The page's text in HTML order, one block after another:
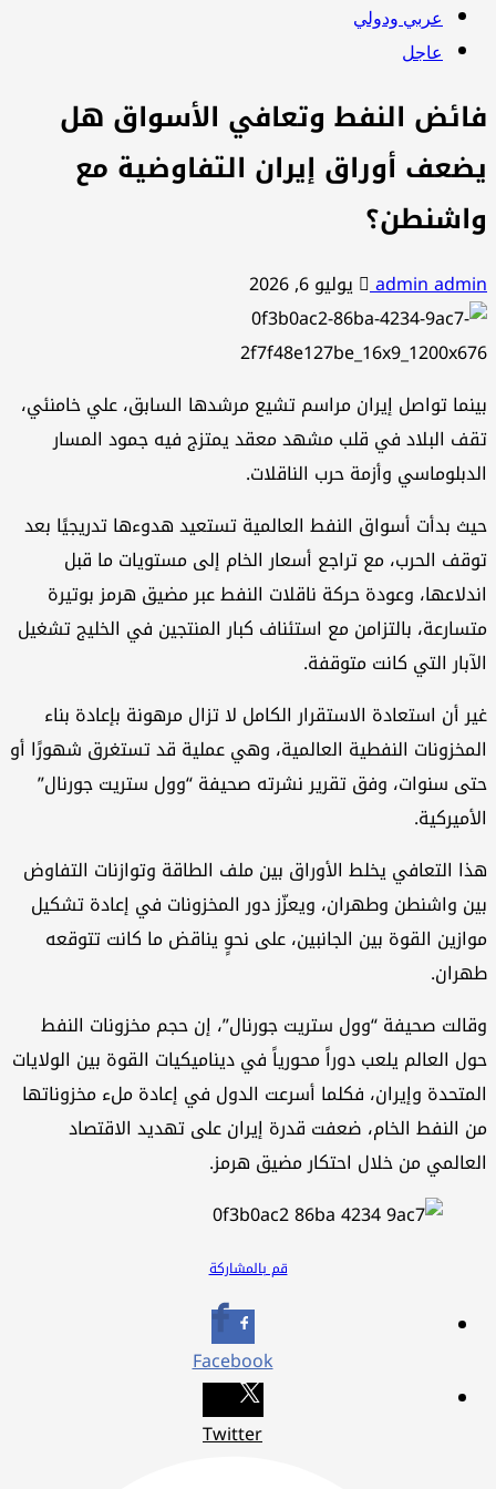
عربي ودولي
عاجل
النفط وتعافي الأسواق هل
أوراق إيران التفاوضية مع
admin يوليو 6, 2026
تواصل إيران مراسم تشيع مرشدها السابق، علي خامنئي،
البلاد في قلب مشهد معقد يمتزج فيه جمود المسار
وأزمة حرب الناقلات.
بدأت أسواق النفط العالمية تستعيد هدوءها تدريجيًا بعد
الحرب، مع تراجع أسعار الخام إلى مستويات ما قبل
وعودة حركة ناقلات النفط عبر مضيق هرمز بوتيرة
بالتزامن مع استئناف كبار المنتجين في الخليج تشغيل
التي كانت متوقفة.
أن استعادة الاستقرار الكامل لا تزال مرهونة بإعادة بناء
النفطية العالمية، وهي عملية قد تستغرق شهورًا أو
سنوات، وفق تقرير نشرته صحيفة “وول ستريت جورنال”
التعافي يخلط الأوراق بين ملف الطاقة وتوازنات التفاوض
واشنطن وطهران، ويعزّز دور المخزونات في إعادة تشكيل
القوة بين الجانبين، على نحوٍ يناقض ما كانت تتوقعه
صحيفة “وول ستريت جورنال”، إن حجم مخزونات النفط
العالم يلعب دوراً محورياً في ديناميكيات القوة بين الولايات
وإيران، فكلما أسرعت الدول في إعادة ملء مخزوناتها
النفط الخام، ضعفت قدرة إيران على تهديد الاقتصاد
من خلال احتكار مضيق هرمز.
قم بالمشاركة
Facebook
Twitter